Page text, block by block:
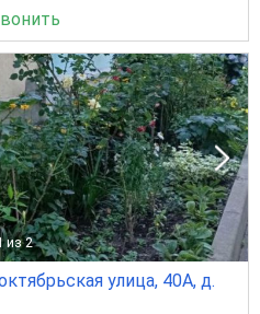
из 2
улица, 40А, д.